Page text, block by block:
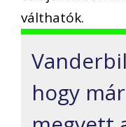
válthatók.
hogy